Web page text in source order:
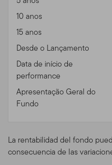
10 anos
15 anos
Desde o Lançamento
Data de início de
performance
Apresentação Geral do
Fundo
La rentabilidad del fondo
consecuencia de las
Disponibilidade de
contate seu representante
financeiro) e obtenha um
download de um
importantes sobre os
considerações sobre risco.
com cuidado antes de
o valor principal dos
condições de mercado, e